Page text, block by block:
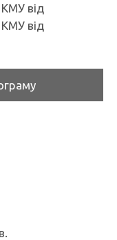
від
від